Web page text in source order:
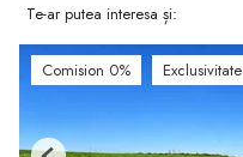
Te-ar putea interesa și:
Comision 0% Exclusivitate